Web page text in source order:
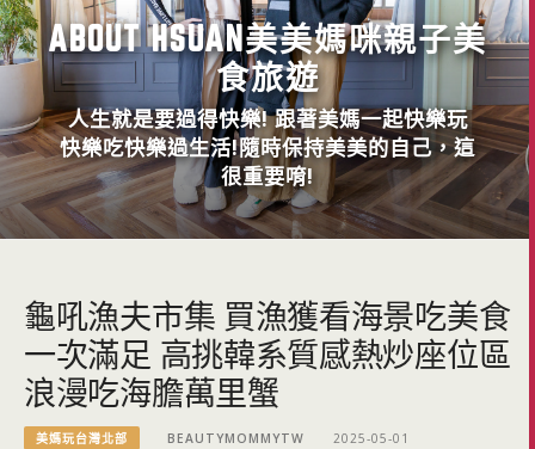
ABOUT HSUAN美美媽咪親子美
食旅遊
人生就是要過得快樂! 跟著美媽一起快樂玩
快樂吃快樂過生活!隨時保持美美的自己，這
很重要唷!
龜吼漁夫市集 買漁獲看海景吃美食
一次滿足 高挑韓系質感熱炒座位區
浪漫吃海膽萬里蟹
美媽玩台灣北部 BEAUTYMOMMYTW 2025-05-01